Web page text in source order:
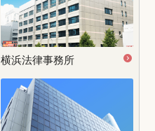
横浜法律事務所